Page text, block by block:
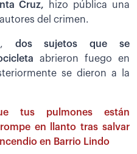
Cruz, hizo pública una
del crimen.
dos sujetos que se
abrieron fuego en
se dieron a la
tus pulmones están
en llanto tras salvar
en Barrio Lindo